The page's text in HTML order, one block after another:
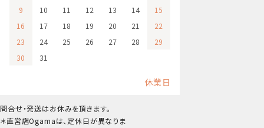
9
10 11 12 13 14
15
16
17 18 19 20 21
22
23
24 25 26 27 28
29
30
31
休業日
問合せ・発送はお休みを頂きます。
＊直営店Ogamaは、定休日が異なりま